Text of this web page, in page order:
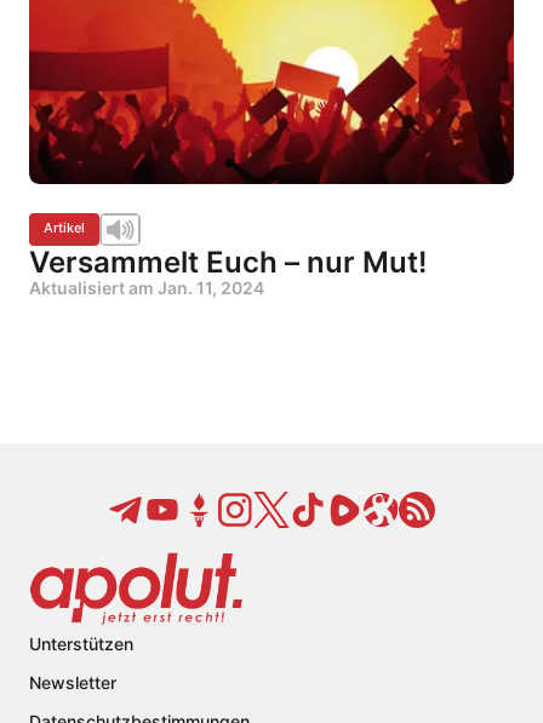
Artikel
Versammelt Euch – nur Mut!
Aktualisiert am Jan. 11, 2024
Unterstützen
Newsletter